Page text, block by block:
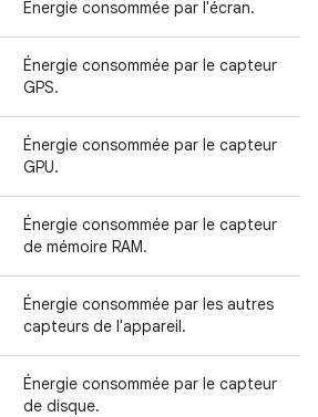
Énergie consommée par l'écran.
Énergie consommée par le capteur
GPS.
Énergie consommée par le capteur
GPU.
Énergie consommée par le capteur
de mémoire RAM.
Énergie consommée par les autres
capteurs de l'appareil.
Énergie consommée par le capteur
de disque.